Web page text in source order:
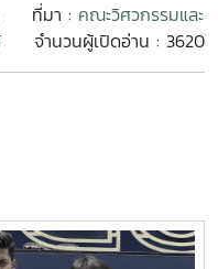
ที่มา : คณะวิศวกรรมและ
จำนวนผู้เปิดอ่าน : 3620